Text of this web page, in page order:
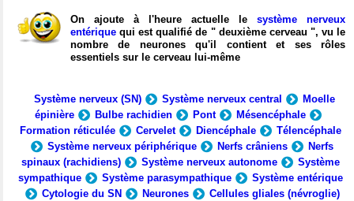
On ajoute à l'heure actuelle le système nerveux
entérique qui est qualifié de " deuxième cerveau ", vu le
nombre de neurones qu'il contient et ses rôles
essentiels sur le cerveau lui-même
Système nerveux (SN) Système nerveux central
Moelle
épinière
Bulbe rachidien Pont
Mésencéphale
Formation réticulée
Cervelet Diencéphale
Télencéphale
Système nerveux périphérique
Nerfs crâniens
Nerfs
spinaux (rachidiens)
Système nerveux autonome
Système
sympathique
Système parasympathique
Système entérique
Cytologie du SN
Neurones
Cellules gliales (névroglie)